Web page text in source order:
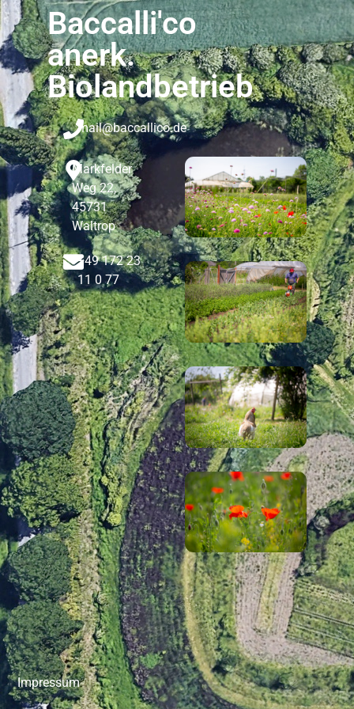
Baccalli'co
anerk.
Biolandbetrieb
mail@baccallico.de
Markfelder
Weg 22,
45731
Waltrop
+49 172 23
11 0 77
Impressum